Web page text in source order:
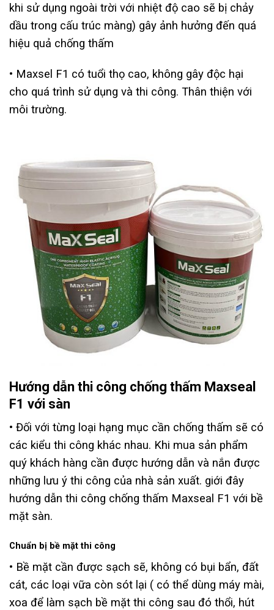
khi sử dụng ngoài trời với nhiệt độ cao sẽ bị chảy
dầu trong cấu trúc màng) gây ảnh hưởng đến quá
hiệu quả chống thấm
• Maxsel F1 có tuổi thọ cao, không gây độc hại
cho quá trình sử dụng và thi công. Thân thiện với
môi trường.
Hướng dẫn thi công chống thấm Maxseal
F1 với sàn
• Đối với từng loại hạng mục cần chống thấm sẽ có
các kiểu thi công khác nhau. Khi mua sản phẩm
quý khách hàng cần được hướng dẫn và nắn được
những lưu ý thi công của nhà sản xuất. giới đây
hướng dẫn thi công chống thấm Maxseal F1 với bề
mặt sàn.
Chuẩn bị bề mặt thi công
• Bề mặt cần được sạch sẽ, không có bụi bẩn, đất
cát, các loại vữa còn sót lại ( có thể dùng máy mài,
xoa để làm sạch bề mặt thi công sau đó thổi, hút